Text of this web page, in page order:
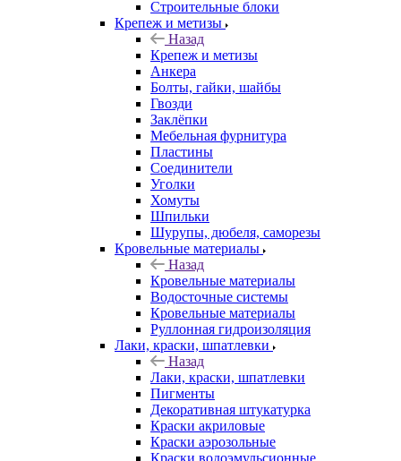
Строительные блоки
Крепеж и метизы
Назад
Крепеж и метизы
Анкера
Болты, гайки, шайбы
Гвозди
Заклёпки
Мебельная фурнитура
Пластины
Соединители
Уголки
Хомуты
Шпильки
Шурупы, дюбеля, саморезы
Кровельные материалы
Назад
Кровельные материалы
Водосточные системы
Кровельные материалы
Руллонная гидроизоляция
Лаки, краски, шпатлевки
Назад
Лаки, краски, шпатлевки
Пигменты
Декоративная штукатурка
Краски акриловые
Краски аэрозольные
Краски водоэмульсионные